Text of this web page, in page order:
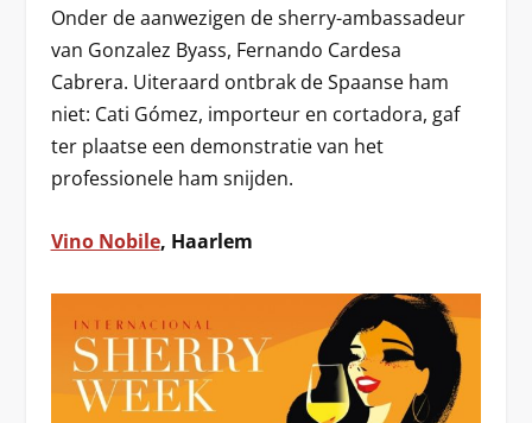
Onder de aanwezigen de sherry-ambassadeur
van Gonzalez Byass, Fernando Cardesa
Cabrera. Uiteraard ontbrak de Spaanse ham
niet: Cati Gómez, importeur en cortadora, gaf
ter plaatse een demonstratie van het
professionele ham snijden.
Vino Nobile, Haarlem